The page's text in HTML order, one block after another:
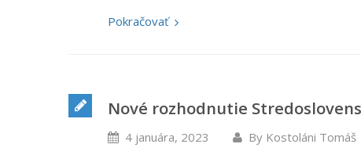
Pokračovať
Nové rozhodnutie
4 januára, 2023 By Kostoláni Tomáš